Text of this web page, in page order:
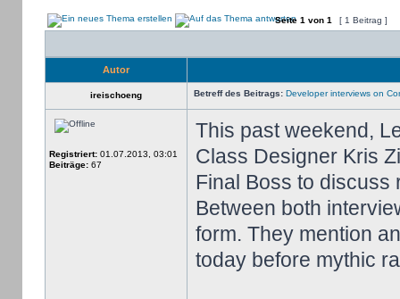
Seite 1 von 1 [ 1 Beitrag ]
Autor
ireischoeng Betreff des Beitrags: Developer interviews on
Registriert:01.07.2013, 03:01
Beiträge:67
This past weekend,
Class Designer Kris
Final Boss to discuss
Between both
form. They mention
today before mythic